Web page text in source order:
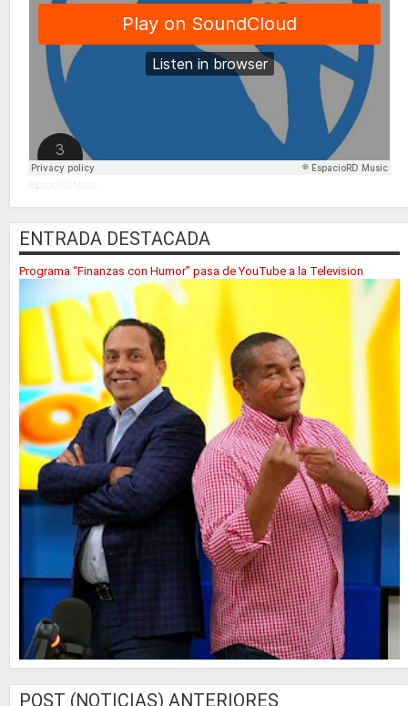
ENTRADA DESTACADA
Programa “Finanzas con Humor” pasa de YouTube a la Television
POST (NOTICIAS) ANTERIORES